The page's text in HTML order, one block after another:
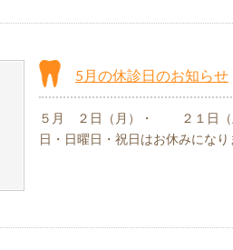
5月の休診日のお知らせ
５月 ２日（月）・ ２１日（
日・日曜日・祝日はお休みに